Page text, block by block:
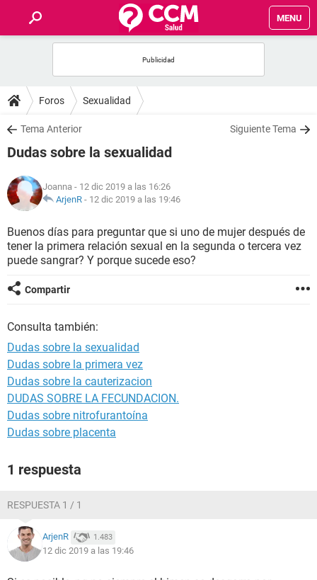
MENU
FOROS
SALUD
NUTRICIÓN
BIENESTAR
Foros Sexualidad
Tema Anterior Siguiente Tema
Dudas sobre la sexualidad
Joanna - 12 dic 2019 a las 16:26
ArjenR - 12 dic 2019 a las 19:46
Buenos días para preguntar que si uno de mujer después de
tener la primera relación sexual en la segunda o tercera vez
puede sangrar? Y porque sucede eso?
Compartir
Consulta también:
Dudas sobre la sexualidad
Dudas sobre la primera vez
Dudas sobre la cauterizacion
DUDAS SOBRE LA FECUNDACION.
Dudas sobre nitrofurantoína
Dudas sobre placenta
1 respuesta
RESPUESTA 1 / 1
ArjenR 1.483
12 dic 2019 a las 19:46